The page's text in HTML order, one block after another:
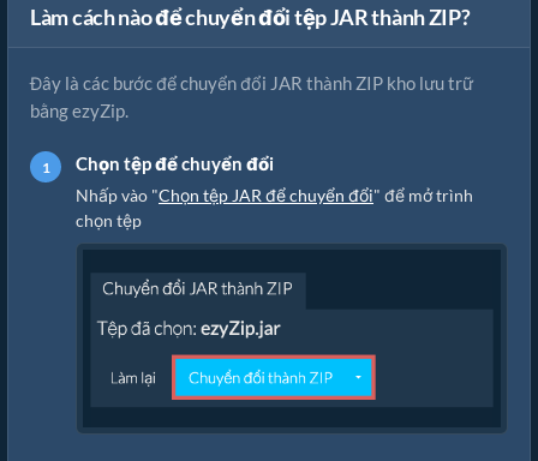
Làm cách nào để chuyển đổi tệp JAR thành ZIP?
Đây là các bước để chuyển đổi JAR thành ZIP kho lưu trữ
bằng ezyZip.
Chọn tệp để chuyển đổi
Nhấp vào "Chọn tệp JAR để chuyển đổi" để mở trình
chọn tệp